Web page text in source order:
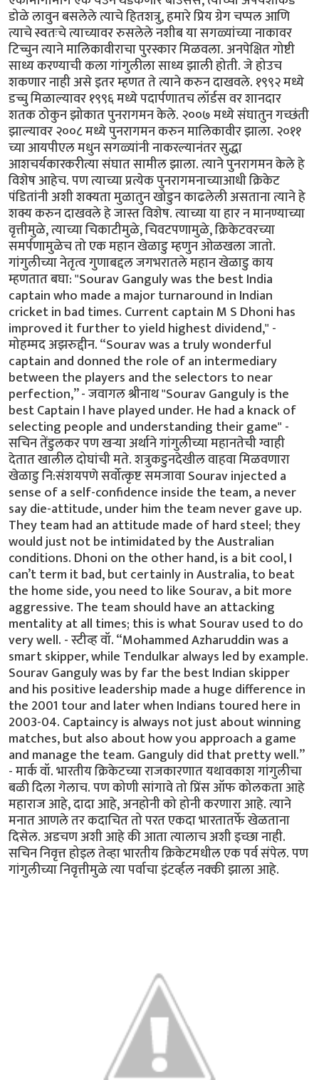
डोळे लावुन बसलेले त्याचे हितशत्रु, हमारे प्रिय ग्रेग चप्पल आणि
त्याचे स्वतःचे त्याच्यावर रुसलेले नशीब या सगळ्यांच्या नाकावर
टिच्चुन त्याने मालिकावीराचा पुरस्कार मिळवला. अनपेक्षित गोष्टी
साध्य करण्याची कला गांगुलीला साध्य झाली होती. जे होउच
शकणार नाही असे इतर म्हणत ते त्याने करुन दाखवले. १९९२ मध्ये
डच्चु मिळाल्यावर १९९६ मध्ये पदार्पणातच लॉर्डस वर शानदार
शतक ठोकुन झोकात पुनरागमन केले. २००७ मध्ये संघातुन गच्छंती
झाल्यावर २००८ मध्ये पुनरागमन करुन मालिकावीर झाला. २०११
च्या आयपीएल मधुन सगळ्यांनी नाकरल्यानंतर सुद्धा
आशचर्यकारकरीत्या संघात सामील झाला. त्याने पुनरागमन केले हे
विशेष आहेच. पण त्याच्या प्रत्येक पुनरागमनाच्याआधी क्रिकेट
पंडितांनी अशी शक्यता मुळातुन खोडुन काढलेली असताना त्याने हे
शक्य करुन दाखवले हे जास्त विशेष. त्याच्या या हार न मानण्याच्या
वृत्तीमुळे, त्याच्या चिकाटीमुळे, चिवटपणामुळे, क्रिकेटवरच्या
समर्पणामुळेच तो एक महान खेळाडु म्हणुन ओळखला जातो.
गांगुलीच्या नेतृत्व गुणाबद्दल जगभरातले महान खेळाडु काय
म्हणतात बघा: "Sourav Ganguly was the best India
captain who made a major turnaround in Indian
cricket in bad times. Current captain M S Dhoni has
improved it further to yield highest dividend," -
मोहम्मद अझरुद्दीन. “Sourav was a truly wonderful
captain and donned the role of an intermediary
between the players and the selectors to near
perfection,” - जवागल श्रीनाथ "Sourav Ganguly is the
best Captain I have played under. He had a knack of
selecting people and understanding their game" -
सचिन तेंडुलकर पण खर्‍या अर्थाने गांगुलीच्या महानतेची ग्वाही
देतात खालील दोघांची मते. शत्रुकडुनदेखील वाहवा मिळवणारा
खेळाडु नि:संशयपणे सर्वोत्कृष्ट समजावा Sourav injected a
sense of a self-confidence inside the team, a never
say die-attitude, under him the team never gave up.
They team had an attitude made of hard steel; they
would just not be intimidated by the Australian
conditions. Dhoni on the other hand, is a bit cool, I
can’t term it bad, but certainly in Australia, to beat
the home side, you need to like Sourav, a bit more
aggressive. The team should have an attacking
mentality at all times; this is what Sourav used to do
very well. - स्टीव्ह वॉ. “Mohammed Azharuddin was a
smart skipper, while Tendulkar always led by example.
Sourav Ganguly was by far the best Indian skipper
and his positive leadership made a huge difference in
the 2001 tour and later when Indians toured here in
2003-04. Captaincy is always not just about winning
matches, but also about how you approach a game
and manage the team. Ganguly did that pretty well.”
- मार्क वॉ. भारतीय क्रिकेटच्या राजकारणात यथावकाश गांगुलीचा
बळी दिला गेलाच. पण कोणी सांगावे तो प्रिंस ऑफ कोलकता आहे
महाराज आहे, दादा आहे, अनहोनी को होनी करणारा आहे. त्याने
मनात आणले तर कदाचित तो परत एकदा भारतातर्फे खेळताना
दिसेल. अडचण अशी आहे की आता त्यालाच अशी इच्छा नाही.
सचिन निवृत्त होइल तेव्हा भारतीय क्रिकेटमधील एक पर्व संपेल. पण
गांगुलीच्या निवृत्तीमुळे त्या पर्वाचा इंटर्व्हल नक्की झाला आहे.